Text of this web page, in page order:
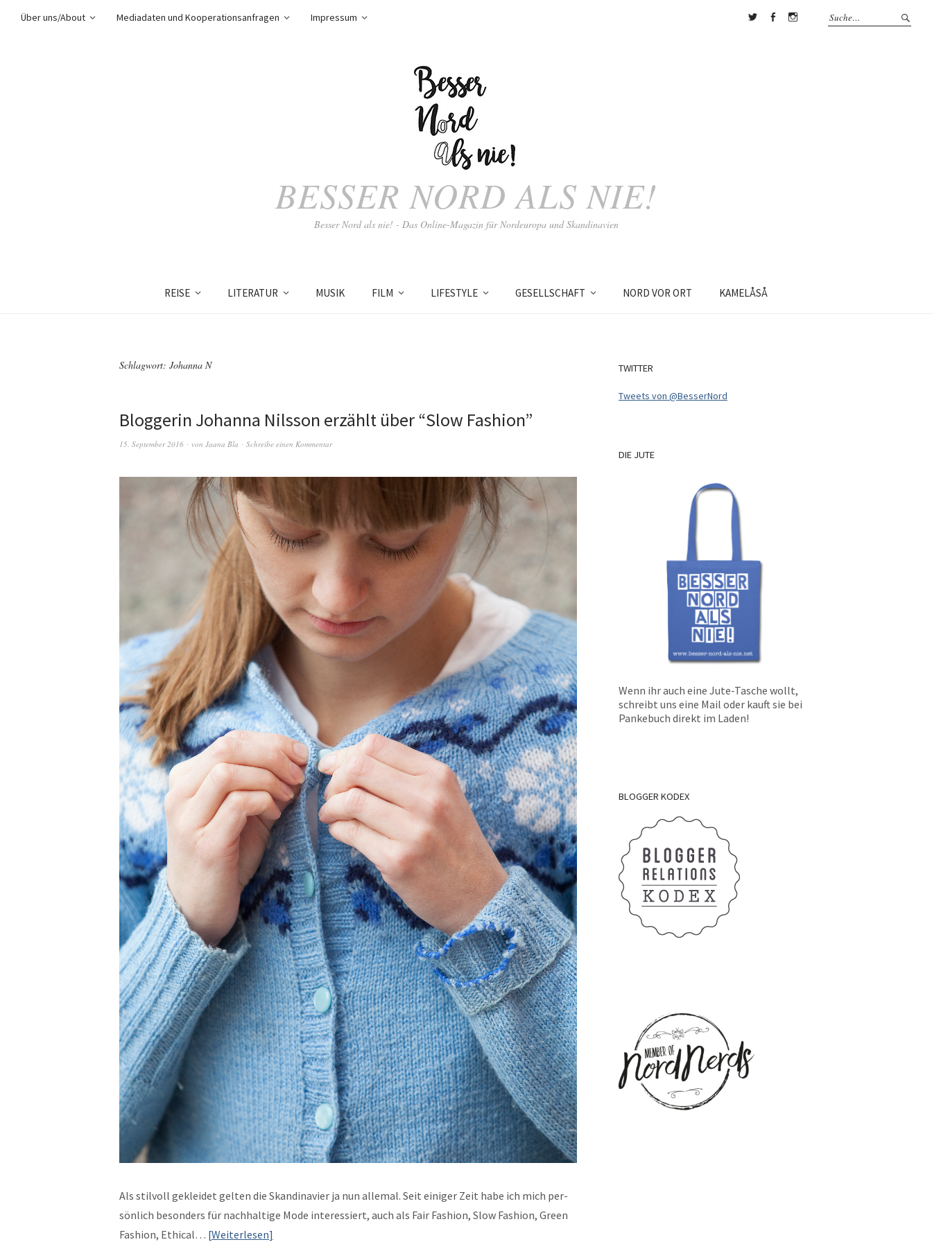
Über uns/About Mediadaten und Kooperationsanfragen
Impressum
BESSER NORD ALS NIE!
Besser Nord als nie! - Das Online-Magazin für Nordeuropa und Skandinavien
REISE LITERATUR MUSIK FILM LIFESTYLE GESELLSCHAFT NORD VORORT KAMELÅSÅ
Schlagwort: Johanna N
Bloggerin Johanna Nilsson erzählt über “Slow Fashion”
15. September 2016 von Jaana Bla Schreibe einen Kommentar
Als stil­voll gek­lei­det gel­ten die Skan­di­navier ja nun alle­mal. Seit einiger Zeit habe ich mich per­
sön­lich beson­ders für nach­haltige Mode inter­essiert, auch als Fair Fash­ion, Slow Fash­ion, Green
Fash­ion, Eth­i­cal… Weit­er­lesen
TWITTER
Tweets von @BesserNord
DIE JUTE
Wenn ihr auch eine Jute-Tasche wollt,
schreibt uns eine Mail oder kauft sie bei
Pankebuch direkt im Laden!
BLOGGER KODEX